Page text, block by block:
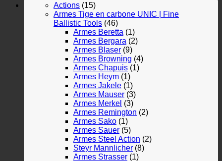
Actions (15)
Armes Tige en carbone UNIC | Fine
Ballistic Tools (46)
Armes Beretta (1)
Armes Bergara (2)
Armes Blaser (9)
Armes Browning (4)
Armes Chapuis (1)
Armes Heym (1)
Armes Jakele (1)
Armes Mauser (3)
Armes Merkel (3)
Armes Remington (2)
Armes Sako (1)
Armes Sauer (5)
Armes Steel Action (2)
Steyr Mannlicher (8)
Armes Strasser (1)